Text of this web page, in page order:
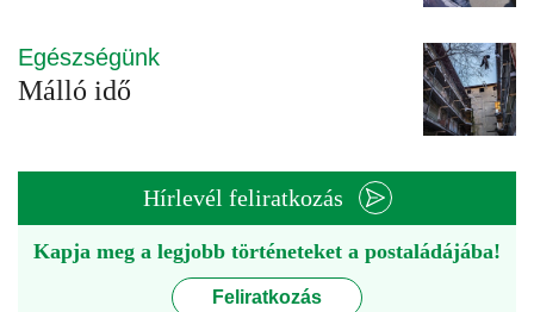
Egészségünk
Málló idő
Hírlevél feliratkozás
Kapja meg a legjobb történeteket a postaládájába!
Feliratkozás